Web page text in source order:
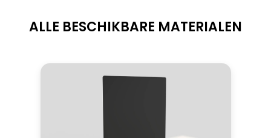
ALLE BESCHIKBARE MATERIALEN